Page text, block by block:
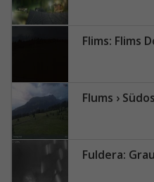
Flims: Flims
Flums ›
Fuldera: